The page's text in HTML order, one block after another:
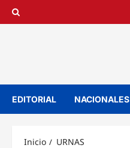
Saltar
EDITORIAL NACIONALES
Inicio URNAS